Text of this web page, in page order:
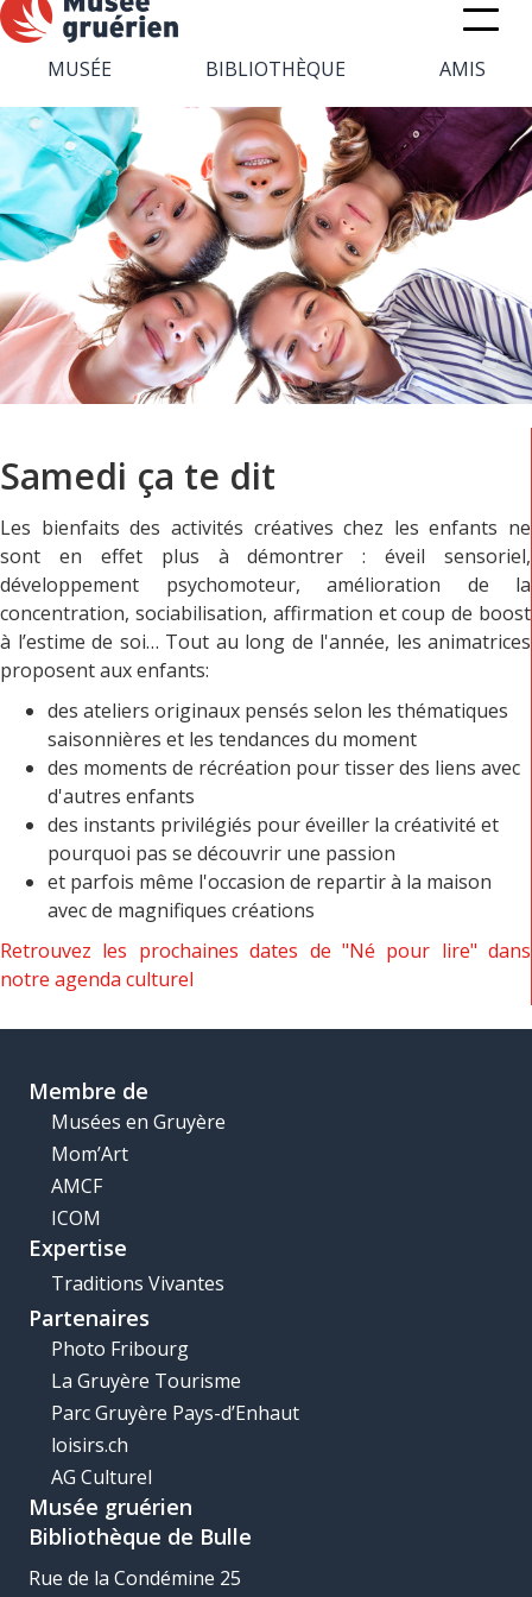
MUSÉE BIBLIOTHÈQUE AMIS
Samedi ça te dit
Les bienfaits des activités créatives chez les enfants ne
sont en effet plus à démontrer : éveil sensoriel,
développement psychomoteur, amélioration de la
concentration, sociabilisation, affirmation et coup de boost
à l’estime de soi… Tout au long de l'année, les animatrices
proposent aux enfants:
des ateliers originaux pensés selon les thématiques
saisonnières et les tendances du moment
des moments de récréation pour tisser des liens avec
d'autres enfants
des instants privilégiés pour éveiller la créativité et
pourquoi pas se découvrir une passion
et parfois même l'occasion de repartir à la maison
avec de magnifiques créations
Retrouvez les prochaines dates de "Né pour lire" dans
notre agenda culturel
Membre de
Musées en Gruyère
Mom’Art
AMCF
ICOM
Expertise
Traditions Vivantes
Partenaires
Photo Fribourg
La Gruyère Tourisme
Parc Gruyère Pays-d’Enhaut
loisirs.ch
AG Culturel
Musée gruérien
Bibliothèque de Bulle
Rue de la Condémine 25